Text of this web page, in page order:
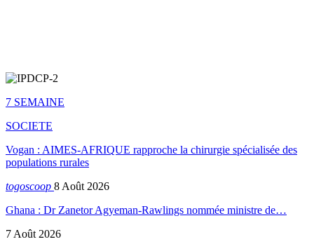
7 SEMAINE
SOCIETE
Vogan : AIMES-AFRIQUE rapproche la chirurgie spécialisée des
populations rurales
togoscoop 8 Août 2026
Ghana : Dr Zanetor Agyeman-Rawlings nommée ministre de…
7 Août 2026